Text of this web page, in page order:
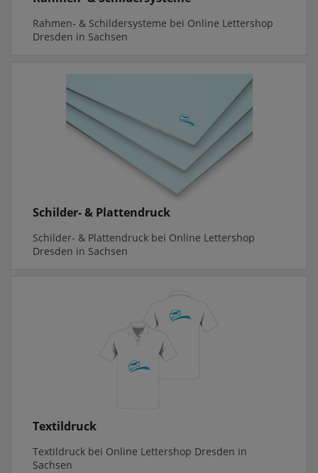
Rahmen- & Schildersysteme bei Online Lettershop
Dresden in Sachsen
Schilder- & Plattendruck
Schilder- & Plattendruck bei Online Lettershop
Dresden in Sachsen
Textildruck
Textildruck bei Online Lettershop Dresden in
Sachsen